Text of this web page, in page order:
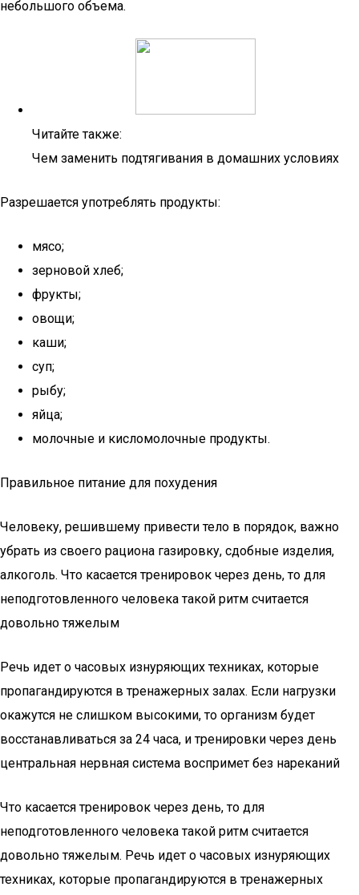
небольшого объема.
Читайте также:
Чем заменить подтягивания в домашних условиях
Разрешается употреблять продукты:
мясо;
зерновой хлеб;
фрукты;
овощи;
каши;
суп;
рыбу;
яйца;
молочные и кисломолочные продукты.
Правильное питание для похудения
Человеку, решившему привести тело в порядок, важно
убрать из своего рациона газировку, сдобные изделия,
алкоголь. Что касается тренировок через день, то для
неподготовленного человека такой ритм считается
довольно тяжелым
Речь идет о часовых изнуряющих техниках, которые
пропагандируются в тренажерных залах. Если нагрузки
окажутся не слишком высокими, то организм будет
восстанавливаться за 24 часа, и тренировки через день
центральная нервная система воспримет без нареканий
Что касается тренировок через день, то для
неподготовленного человека такой ритм считается
довольно тяжелым. Речь идет о часовых изнуряющих
техниках, которые пропагандируются в тренажерных